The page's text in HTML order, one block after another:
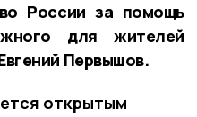
России за помощь
для жителей
Первышов.
открытым